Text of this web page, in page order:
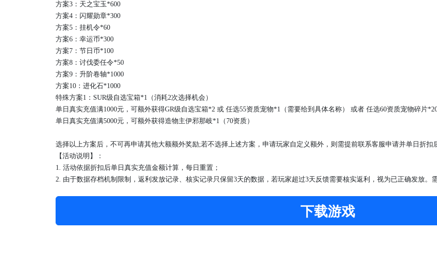
方案3 ： 天之宝玉*600
方案4 ： 闪耀勋章*300
方案5 ： 挂机令*60
方案6：幸运币*300
方案7：节日币*100
方案8：讨伐委任令*50
方案9：升阶卷轴*1000
方案10：进化石*1000
特殊方案1：SUR级自选宝箱*1（消耗2次选择机会）
单日真实充值满1000元，可额外获得GR级自选宝箱*2 或 任选55资质宠物*1（需要给到具体名称） 或者 任选60资质宠物碎片
单日真实充值满5000元，可额外获得造物主伊邪那岐*1（70资质）
选择以上方案后，不可再申请其他大额额外奖励;若不选择上述方案，申请玩家自定义额外，则需提前联系客服申请并单日折扣
【活动说明】：
1. 活动依据折扣后单日 真实充值金额计算，每日重置 ；
2. 由于数据存档机制限制，返利发放记录、核实记录只保留3天的数据，若玩家超过3天反馈需要核实返利，视为已正确发放。
下载游戏